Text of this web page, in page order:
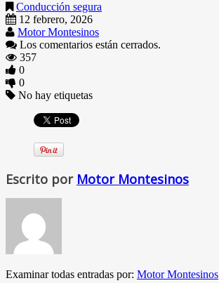
Conducción segura
12 febrero, 2026
Motor Montesinos
Los comentarios están cerrados.
357
0
0
No hay etiquetas
Escrito por Motor Montesinos
Examinar todas entradas por: Motor Montesinos